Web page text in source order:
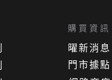
門市據點
曜新消息
購買資訊